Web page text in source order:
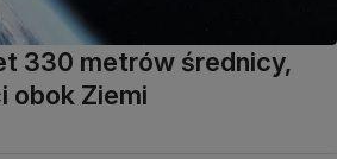
330 metrów średnicy,
obok Ziemi